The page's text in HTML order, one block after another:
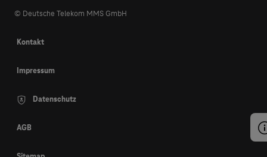
© Deutsche Telekom MMS GmbH
Kontakt
Impressum
Datenschutz
AGB